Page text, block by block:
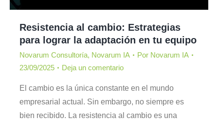
Resistencia al cambio: Estrategias
para lograr la adaptación en tu equipo
Novarum Consultoría, Novarum IA Por Novarum IA
23/09/2025
Deja un comentario
El cambio es la única constante en el mundo
empresarial actual. Sin embargo, no siempre es
bien recibido. La resistencia al cambio es una